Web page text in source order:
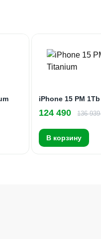
iPhone 15 PM
124 490 136
В корзину